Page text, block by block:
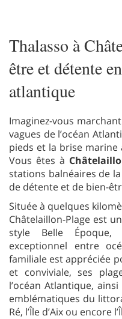
Thalasso à
être et détente
atlantique
Imaginez-vous
vagues de l’océan
pieds et la brise marine
Vous êtes à
stations balnéaires de
de détente et de bien-
Située à quelques
Châtelaillon-Plage est
style Belle
exceptionnel entre
familiale est appréciée
et conviviale, ses
l’océan Atlantique,
emblématiques du
Ré, l’Île d’Aix ou encore